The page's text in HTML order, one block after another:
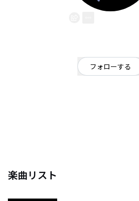
フォローする
楽曲リスト